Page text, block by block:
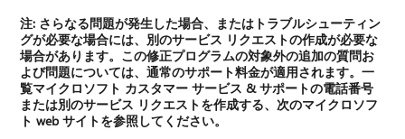
注: さらなる問題が発生した場合、またはトラブルシューティン
グが必要な場合には、別のサービス リクエストの作成が必要な
場合があります。この修正プログラムの対象外の追加の質問お
よび問題については、通常のサポート料金が適用されます。一
覧マイクロソフト カスタマー サービス & サポートの電話番号
または別のサービス リクエストを作成する、次のマイクロソフ
ト web サイトを参照してください。